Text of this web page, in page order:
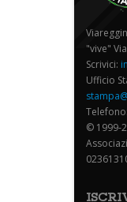
"vive"
Scrivici:
Ufficio
© 1999-